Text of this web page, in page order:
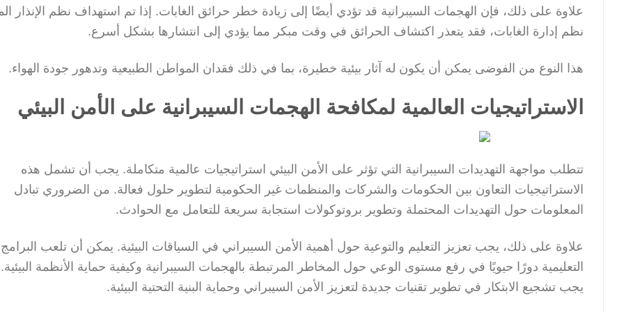
علاوة على ذلك، فإن الهجمات السيبرانية قد تؤدي أيضًا إلى زيادة خطر حرائق الغابات. إذا تم استهداف نظم الإنذار
نظم إدارة الغابات، فقد يتعذر اكتشاف الحرائق في وقت مبكر مما يؤدي إلى انتشارها بشكل أسرع.
هذا النوع من الفوضى يمكن أن يكون له آثار بيئية خطيرة، بما في ذلك فقدان المواطن الطبيعية وتدهور جودة الهواء.
الاستراتيجيات العالمية لمكافحة الهجمات السيبرانية على الأمن البيئي
تتطلب مواجهة التهديدات السيبرانية التي تؤثر على الأمن البيئي استراتيجيات عالمية متكاملة. يجب أن تشمل هذه
الاستراتيجيات التعاون بين الحكومات والشركات والمنظمات غير الحكومية لتطوير حلول فعالة. من الضروري تبادل
المعلومات حول التهديدات المحتملة وتطوير بروتوكولات استجابة سريعة للتعامل مع الحوادث.
علاوة على ذلك، يجب تعزيز التعليم والتوعية حول أهمية الأمن السيبراني في السياقات البيئية. يمكن أن تلعب البرامج
التعليمية دورًا حيويًا في رفع مستوى الوعي حول المخاطر المرتبطة بالهجمات السيبرانية وكيفية حماية الأنظمة
يجب تشجيع الابتكار في تطوير تقنيات جديدة لتعزيز الأمن السيبراني وحماية البنية التحتية البيئية.